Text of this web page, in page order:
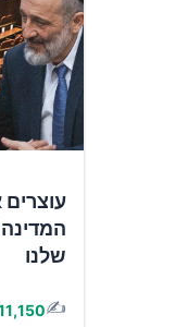
שלנו
✍️